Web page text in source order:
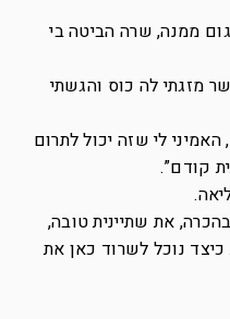
ממנה, שרה הביטה בי
מזגתי לה כוס והגשתי
לי שזה יכול לתרום
קודם”.
את שתיינית טובה,
נוכל לשרוד כאן את